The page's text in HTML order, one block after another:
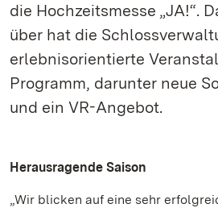
die Hochzeitsmesse „JA!“.
über hat die
erlebnisorientierte
Programm, darunter neue
und ein VR-Angebot.
Herausragende Saison
„Wir blicken auf eine sehr